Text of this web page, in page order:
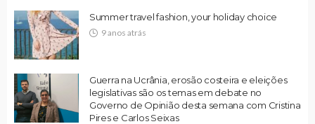
Summer travel fashion, your holiday choice
9 anos atrás
Guerra na Ucrânia, erosão costeira e eleições
legislativas são os temas em debate no
Governo de Opinião desta semana com Cristina
Pires e Carlos Seixas